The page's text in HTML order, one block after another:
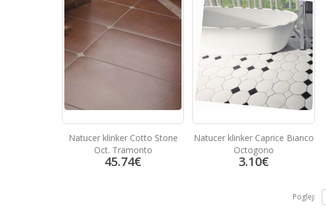
Natucer klinker Cotto Stone
Oct. Tramonto
45.74€
Natucer klinker Caprice Bianco
Octogono
3.10€
Poglej: